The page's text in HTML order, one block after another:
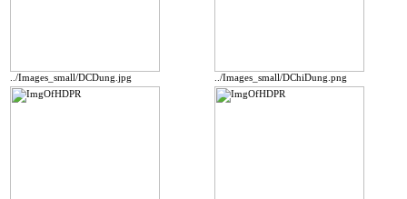
../Images_small/DCDung.jpg ../Images_small/DChiDung.png